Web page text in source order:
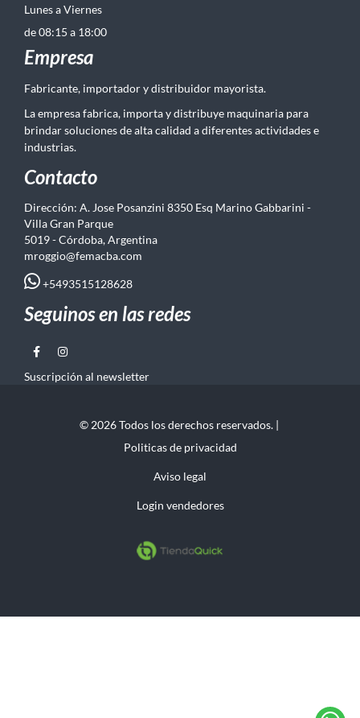
Lunes a Viernes
de 08:15 a 18:00
Empresa
Fabricante, importador y distribuidor mayorista.
La empresa fabrica, importa y distribuye maquinaria para
brindar soluciones de alta calidad a diferentes actividades e
industrias.
Contacto
Dirección: A. Jose Posanzini 8350 Esq Marino Gabbarini -
Villa Gran Parque
5019 - Córdoba, Argentina
mroggio@femacba.com
+5493515128628
Seguinos en las redes
Suscripción al newsletter
© 2026 Todos los derechos reservados. |
Politicas de privacidad
Aviso legal
Login vendedores